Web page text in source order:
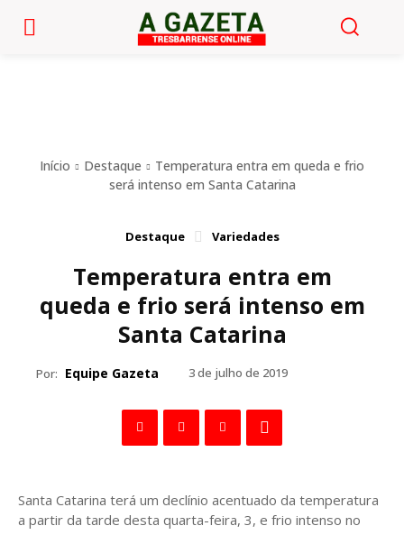
Início Destaque
Temperatura entra em queda e frio
será intenso em Santa Catarina
Destaque Variedades
Temperatura entra em
queda e frio será intenso em
Santa Catarina
Por: Equipe Gazeta 3 de julho de 2019
Santa Catarina terá um declínio acentuado da temperatura
a partir da tarde desta quarta-feira, 3, e frio intenso no